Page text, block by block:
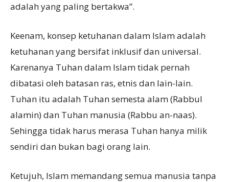
adalah yang paling bertakwa”.
Keenam, konsep ketuhanan dalam Islam adalah
ketuhanan yang bersifat inklusif dan universal.
Karenanya Tuhan dalam Islam tidak pernah
dibatasi oleh batasan ras, etnis dan lain-lain.
Tuhan itu adalah Tuhan semesta alam (Rabbul
alamin) dan Tuhan manusia (Rabbu an-naas).
Sehingga tidak harus merasa Tuhan hanya milik
sendiri dan bukan bagi orang lain.
Ketujuh, Islam memandang semua manusia tanpa